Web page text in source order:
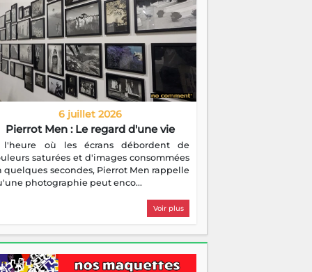
6 juillet 2026
Pierrot Men : Le regard d'une vie
l'heure où les écrans débordent de
saturées et d'images consommées
quelques secondes, Pierrot Men rappelle
photographie peut enco...
Voir plus